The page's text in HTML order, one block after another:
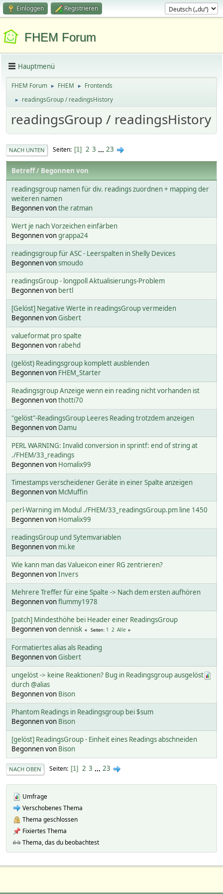
Einloggen Registrieren
FHEM Forum
Hauptmenü
FHEM Forum ► FHEM ► Frontends
► readingsGroup / readingsHistory
readingsGroup / readingsHistory
NACH UNTEN Seiten 1 2 3 ... 23
Betreff/ Begonnen von
readingsgroup namen für div. readings zuordnen + mapping der
weiteren namen
Begonnen vonthe ratman
Wert je nach Vorzeichen einfärben
Begonnen vongrappa24
readingsgroup für ASC - Leerspalten in Shelly Devices
Begonnen vonsmoudo
readingsGroup - longpoll Aktualisierungs-Problem
Begonnen von bertl
[Gelöst] Negative Werte in readingsGroup vermeiden
Begonnen vonGisbert
valueformat pro spalte
Begonnen von rabehd
(gelöst) Readingsgroup komplett ausblenden
Begonnen von FHEM_Starter
Readingsgroup Anzeige wenn ein reading nicht vorhanden ist
Begonnen vonthotti70
"gelöst"-ReadingsGroup Leeres Reading trotzdem anzeigen
Begonnen von Damu
PERL WARNING: Invalid conversion in sprintf: end of string at
./FHEM/33_readings
Begonnen von Homalix99
Timestamps verscheidener Geräte in einer Spalte anzeigen
Begonnen von McMuffin
perl-Warning im Modul ./FHEM/33_readingsGroup.pm line 1450
Begonnen von Homalix99
readingsGroup und Sytemvariablen
Begonnen von mi.ke
Wie kann man das Valueicon einer RG zentrieren?
Begonnen vonInvers
Mehrere Treffer für eine Spalte -> Nach dem ersten aufhören
Begonnen vonflummy1978
[patch] Mindesthöhe bei Header einer ReadingsGroup
Begonnen vondennisk Seiten 1 2 Alle
Formatiertes alias als Reading
Begonnen vonGisbert
ungelöst -> keine Reaktionen? Bug in Readingsgroup ausgelöst
durch @alias
Begonnen von Bison
Phantom Readings in Readingsgroup bei $sum
Begonnen von Bison
[gelöst] ReadingsGroup - Einheit eines Readings abschneiden
Begonnen von Bison
NACH OBEN Seiten 1 2 3 ... 23
Umfrage
Verschobenes Thema
Thema geschlossen
Fixiertes Thema
Thema, das du beobachtest